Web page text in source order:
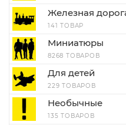
Железная
141 ТОВАР
Миниатюры
8268 ТОВАРОВ
Для детей
229 ТОВАРОВ
Необычные
135 ТОВАРОВ